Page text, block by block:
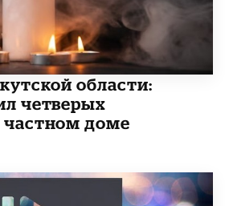
области:
четверых
доме